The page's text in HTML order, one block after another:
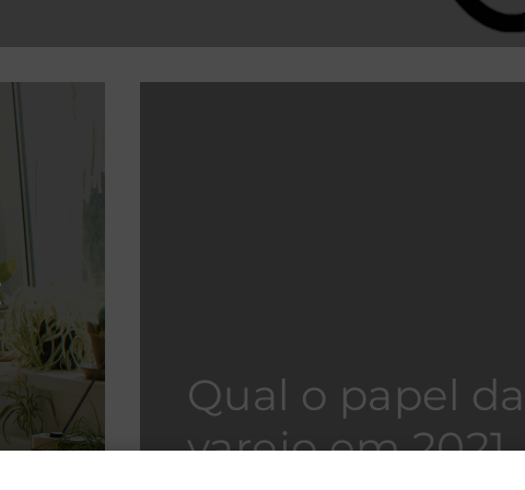
Qual o papel
varejo em 2021